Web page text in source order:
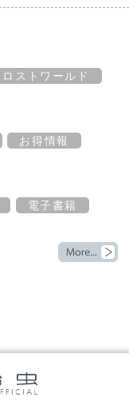
ロストワールド
お得情報
電子書籍